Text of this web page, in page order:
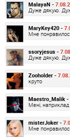
MalayaN -
Дуже дякую.
MaryKey420 -
Мне
ssoryjesus -
Дуже дякую.
Zooholder -
круто
Maestro_Malik -
Мені,
misterJoker -
Мне